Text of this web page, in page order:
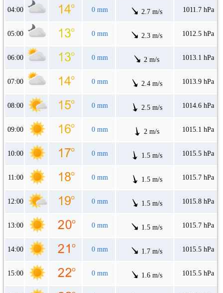
04:00 0 mm 2.7 m/s 1011.7 hPa
05:00 0 mm 2.3 m/s 1012.5 hPa
06:00 0 mm 2 m/s 1013.1 hPa
07:00 0 mm 2.4 m/s 1013.9 hPa
08:00 0 mm 2.5 m/s 1014.6 hPa
09:00 0 mm 2 m/s 1015.1 hPa
10:00 0 mm 1.5 m/s 1015.5 hPa
11:00 0 mm 1.5 m/s 1015.7 hPa
12:00 0 mm 1.5 m/s 1015.8 hPa
13:00 0 mm 1.5 m/s 1015.7 hPa
14:00 0 mm 1.7 m/s 1015.5 hPa
15:00 0 mm 1.6 m/s 1015.5 hPa